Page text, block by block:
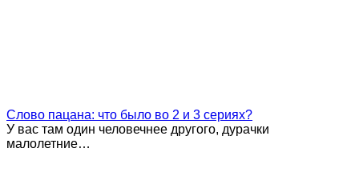
Слово пацана: что было во 2 и 3 сериях?
У вас там один человечнее другого, дурачки
малолетние…